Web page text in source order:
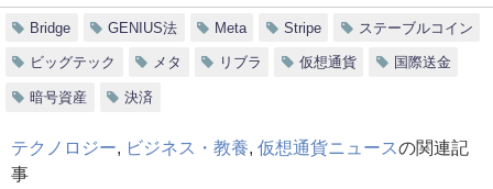
Bridge GENIUS法 Meta Stripe ステーブルコイン
ビッグテック メタ リブラ 仮想通貨 国際送金
暗号資産 決済
テクノロジー ビジネス・教養 仮想通貨ニュースの関連記
事